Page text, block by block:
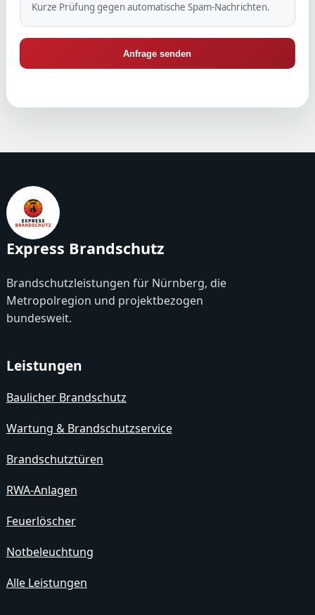
Kurze Prüfung gegen automatische Spam-Nachrichten.
Anfrage senden
Express Brandschutz
Brandschutzleistungen für Nürnberg, die
Metropolregion und projektbezogen
bundesweit.
Leistungen
Baulicher Brandschutz
Wartung & Brandschutzservice
Brandschutztüren
RWA-Anlagen
Feuerlöscher
Notbeleuchtung
Alle Leistungen